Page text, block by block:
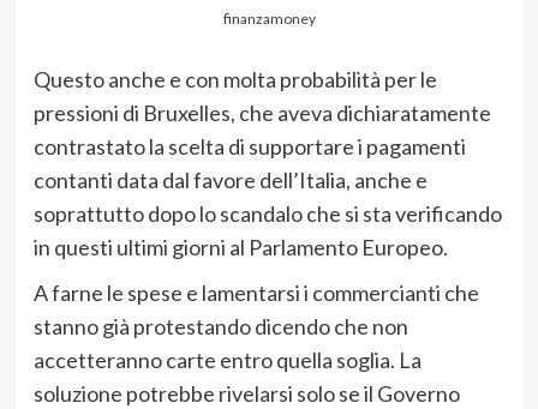
finanzamoney
Questo anche e con molta probabilità per le
pressioni di Bruxelles, che aveva dichiaratamente
contrastato la scelta di supportare i pagamenti
contanti data dal favore dell’Italia, anche e
soprattutto dopo lo scandalo che si sta verificando
in questi ultimi giorni al Parlamento Europeo.
A farne le spese e lamentarsi i commercianti che
stanno già protestando dicendo che non
accetteranno carte entro quella soglia. La
soluzione potrebbe rivelarsi solo se il Governo